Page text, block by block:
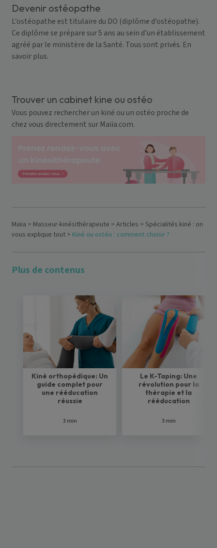
Devenir ostéopathe
L’ostéopathe est titulaire du DO (diplôme d’ostéopathe).
Ce diplôme se prépare sur 5 ans au sein d’un établissement
agréé par le ministère de la Santé. Tous sont privés. En
savoir plus.
Trouver un cabinet kine ou ostéo
Vous pouvez rechercher un kiné ou un ostéo proche de
chez vous directement sur Maiia.com.
Maiia > Masseur-kinésithérapeute > Articles > Spécialités kiné : on
vous explique tout > Kiné ou ostéo : comment choisir ?
Plus de contenus
Kiné orthopédique: Un
guide complet pour
une rééducation
réussie
3 min
Le K-Taping: Une
révolution pour la
thérapie et la
rééducation
3 min